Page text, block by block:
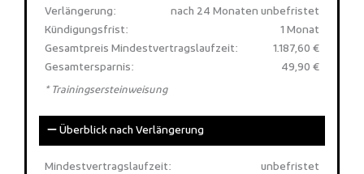
Verlängerung:
nach 24 Monaten unbefristet
Kündigungsfrist:
1 Monat
Gesamtpreis Mindestvertragslaufzeit:
1.187,60 €
Gesamtersparnis:
49,90 €
* Trainingsersteinweisung
Überblick nach Verlängerung
Mindestvertragslaufzeit:
unbefristet